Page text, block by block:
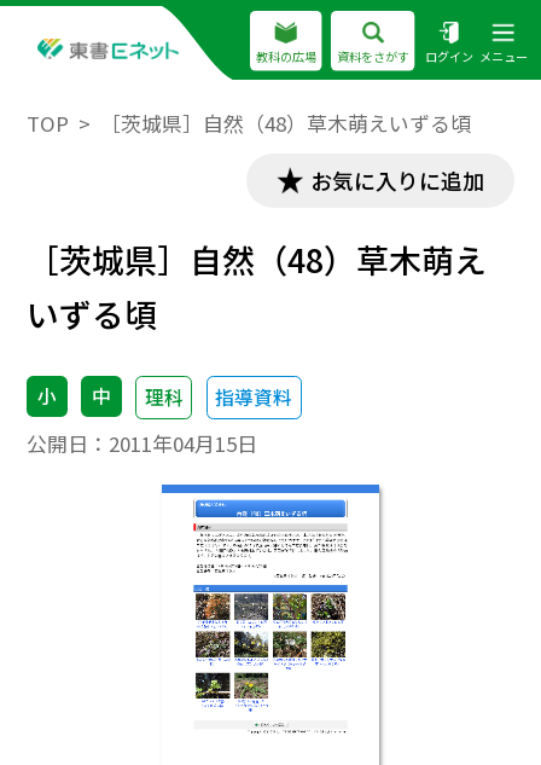
教科の広場 資料をさがす ログイン メニュー
TOP ［茨城県］自然（48）草木萌えいずる頃
お気に入りに追加
［茨城県］自然（48）草木萌え
いずる頃
小 中 理科 指導資料
公開日： 2011年04月15日